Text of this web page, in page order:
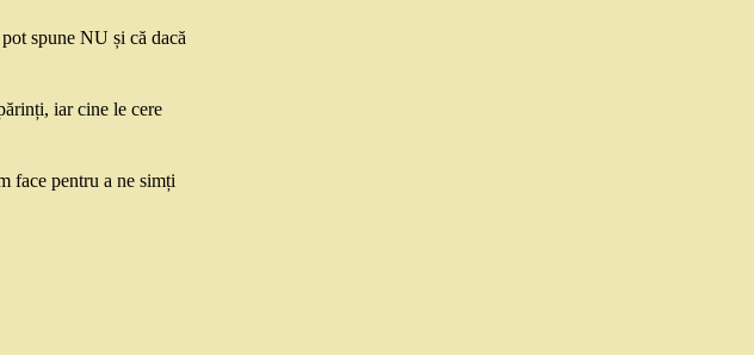
spune NU și că dacă
iar cine le cere
face pentru a ne simți